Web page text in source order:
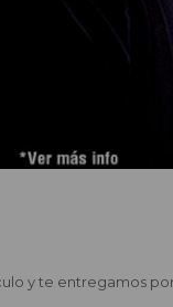
y te entregamos